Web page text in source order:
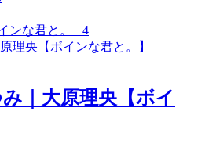
ンな君と。 +4
み｜大原理央【ボイ